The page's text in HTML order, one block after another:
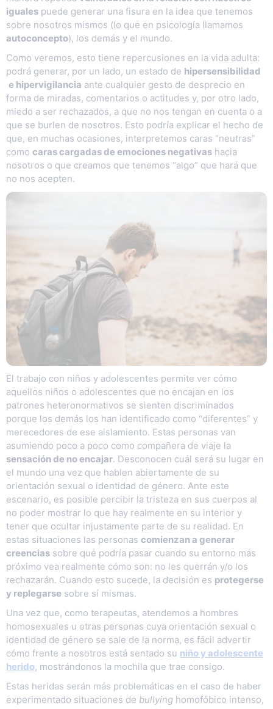
iguales puede generar una fisura en la idea que tenemos
sobre nosotros mismos (lo que en psicología llamamos
autoconcepto), los demás y el mundo.
Como veremos, esto tiene repercusiones en la vida adulta:
podrá generar, por un lado, un estado de hipersensibilidad
e hipervigilancia ante cualquier gesto de desprecio en
forma de miradas, comentarios o actitudes y, por otro lado,
miedo a ser rechazados, a que no nos tengan en cuenta o a
que se burlen de nosotros. Esto podría explicar el hecho de
que, en muchas ocasiones, interpretemos caras “neutras”
como caras cargadas de emociones negativas hacia
nosotros o que creamos que tenemos “algo” que hará que
no nos acepten.
El trabajo con niños y adolescentes permite ver cómo
aquellos niños o adolescentes que no encajan en los
patrones heteronormativos se sienten discriminados
porque los demás los han identificado como “diferentes” y
merecedores de ese aislamiento. Estas personas van
asumiendo poco a poco como compañera de viaje la
sensación de no encajar. Desconocen cuál será su lugar en
el mundo una vez que hablen abiertamente de su
orientación sexual o identidad de género. Ante este
escenario, es posible percibir la tristeza en sus cuerpos al
no poder mostrar lo que hay realmente en su interior y
tener que ocultar injustamente parte de su realidad. En
estas situaciones las personas comienzan a generar
creencias sobre qué podría pasar cuando su entorno más
próximo vea realmente cómo son: no les querrán y/o los
rechazarán. Cuando esto sucede, la decisión es protegerse
y replegarse sobre sí mismas.
Una vez que, como terapeutas, atendemos a hombres
homosexuales u otras personas cuya orientación sexual o
identidad de género se sale de la norma, es fácil advertir
cómo frente a nosotros está sentado su niño y adolescente
herido, mostrándonos la mochila que trae consigo.
Estas heridas serán más problemáticas en el caso de haber
experimentado situaciones de bullying homofóbico intenso,